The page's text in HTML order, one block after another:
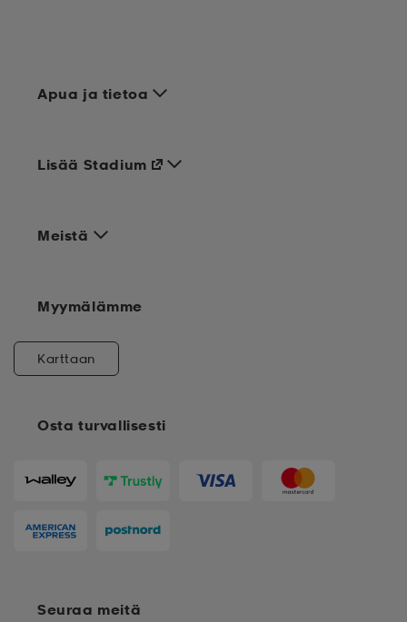
Apua ja tietoa
Meistä
Osta turvallisesti
Lisää Stadium
Myymälämme
Karttaan
Seuraa meitä